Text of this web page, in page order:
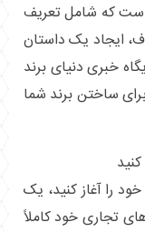
که شامل تعریف
ایجاد یک داستان
خبری دنیای برند
ساختن برند شما
را آغاز کنید، یک
تجاری خود کاملاً